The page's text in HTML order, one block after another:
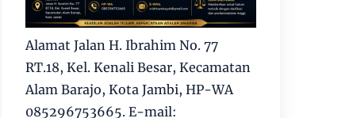
Alamat Jalan H. Ibrahim No. 77
RT.18, Kel. Kenali Besar, Kecamatan
Alam Barajo, Kota Jambi, HP-WA
085296753665. E-mail: